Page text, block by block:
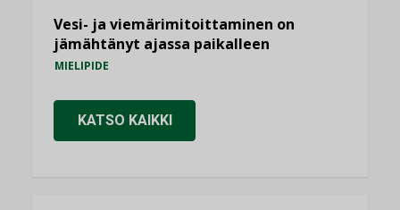
Vesi- ja viemärimitoittaminen on
jämähtänyt ajassa paikalleen
MIELIPIDE
KATSO KAIKKI